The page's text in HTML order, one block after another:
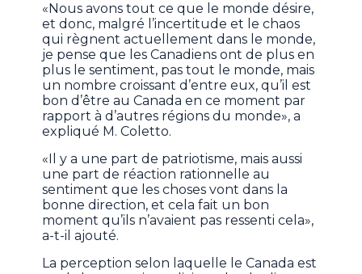
«Nous avons tout ce que le monde désire,
et donc, malgré l’incertitude et le chaos
qui règnent actuellement dans le monde,
je pense que les Canadiens ont de plus en
plus le sentiment, pas tout le monde, mais
un nombre croissant d’entre eux, qu’il est
bon d’être au Canada en ce moment par
rapport à d’autres régions du monde», a
expliqué M. Coletto.
«Il y a une part de patriotisme, mais aussi
une part de réaction rationnelle au
sentiment que les choses vont dans la
bonne direction, et cela fait un bon
moment qu’ils n’avaient pas ressenti cela»,
a-t-il ajouté.
La perception selon laquelle le Canada est